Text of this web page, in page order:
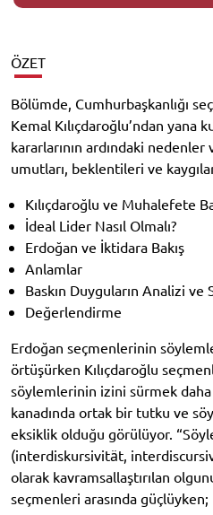
ÖZET
Bölümde, Cumhurbaşkanlığı
Kemal Kılıçdaroğlu’ndan yana
kararlarının ardındaki
umutları, beklentileri ve
Kılıçdaroğlu ve Muhalefete
İdeal Lider Nasıl Olmalı?
Erdoğan ve İktidara Bakış
Anlamlar
Baskın Duyguların Analizi ve
Değerlendirme
Erdoğan seçmenlerinin
örtüşürken Kılıçdaroğlu
söylemlerinin izini sürmek
kanadında ortak bir tutku ve
eksiklik olduğu görülüyor.
(interdiskursivität,
olarak kavramsallaştırılan
seçmenleri arasında güçlüyken;